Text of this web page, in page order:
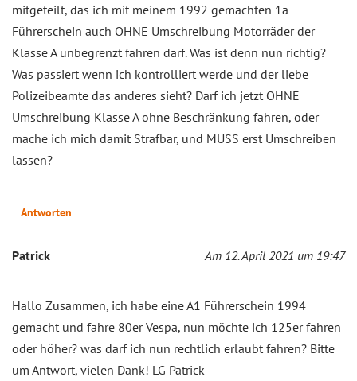
mitgeteilt, das ich mit meinem 1992 gemachten 1a
Führerschein auch OHNE Umschreibung Motorräder der
Klasse A unbegrenzt fahren darf. Was ist denn nun richtig?
Was passiert wenn ich kontrolliert werde und der liebe
Polizeibeamte das anderes sieht? Darf ich jetzt OHNE
Umschreibung Klasse A ohne Beschränkung fahren, oder
mache ich mich damit Strafbar, und MUSS erst Umschreiben
lassen?
Antworten
Patrick Am 12. April 2021 um 19:47
Hallo Zusammen, ich habe eine A1 Führerschein 1994
gemacht und fahre 80er Vespa, nun möchte ich 125er fahren
oder höher? was darf ich nun rechtlich erlaubt fahren? Bitte
um Antwort, vielen Dank! LG Patrick